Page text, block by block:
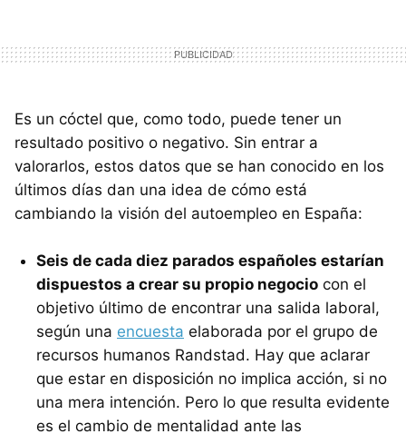
Es un cóctel que, como todo, puede tener un
resultado positivo o negativo. Sin entrar a
valorarlos, estos datos que se han conocido en los
últimos días dan una idea de cómo está
cambiando la visión del autoempleo en España:
Seis de cada diez parados españoles estarían
dispuestos a crear su propio negocio con el
objetivo último de encontrar una salida laboral,
según una encuesta elaborada por el grupo de
recursos humanos Randstad. Hay que aclarar
que estar en disposición no implica acción, si no
una mera intención. Pero lo que resulta evidente
es el cambio de mentalidad ante las